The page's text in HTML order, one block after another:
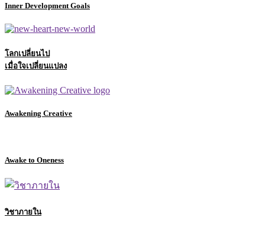
Inner Development Goals
โลกเปลี่ยนไป
เมื่อใจเปลี่ยนแปลง
Awakening Creative
Awake to Oneness
วิชาภายใน